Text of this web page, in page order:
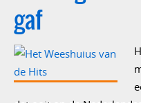
gaf